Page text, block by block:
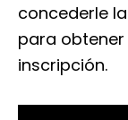
concederle
para
inscripción.